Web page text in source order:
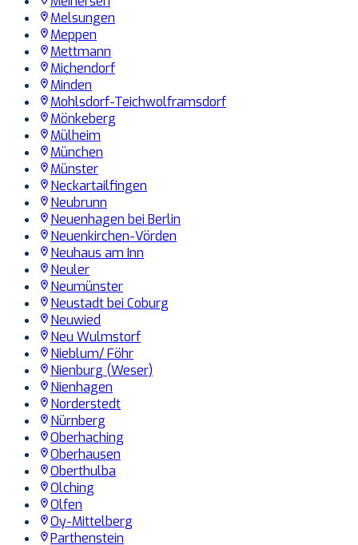
Melsungen
Meppen
Mettmann
Michendorf
Minden
Mohlsdorf-Teichwolframsdorf
Mönkeberg
Mülheim
München
Münster
Neckartailfingen
Neubrunn
Neuenhagen bei Berlin
Neuenkirchen-Vörden
Neuhaus am Inn
Neuler
Neumünster
Neustadt bei Coburg
Neuwied
Neu Wulmstorf
Nieblum/ Föhr
Nienburg (Weser)
Nienhagen
Norderstedt
Nürnberg
Oberhaching
Oberhausen
Oberthulba
Olching
Olfen
Oy-Mittelberg
Parthenstein